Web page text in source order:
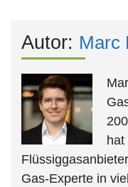
Autor: Marc
Gas-Experte in